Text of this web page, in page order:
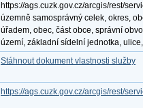
https://ags.cuzk.gov.cz/arcgis/rest/
územně samosprávný celek, okres,
úřadem, obec, část obce, správní
území, základní sídelní jednotka,
Stáhnout dokument vlastnosti služby
https://ags.cuzk.gov.cz/arcgis/rest/